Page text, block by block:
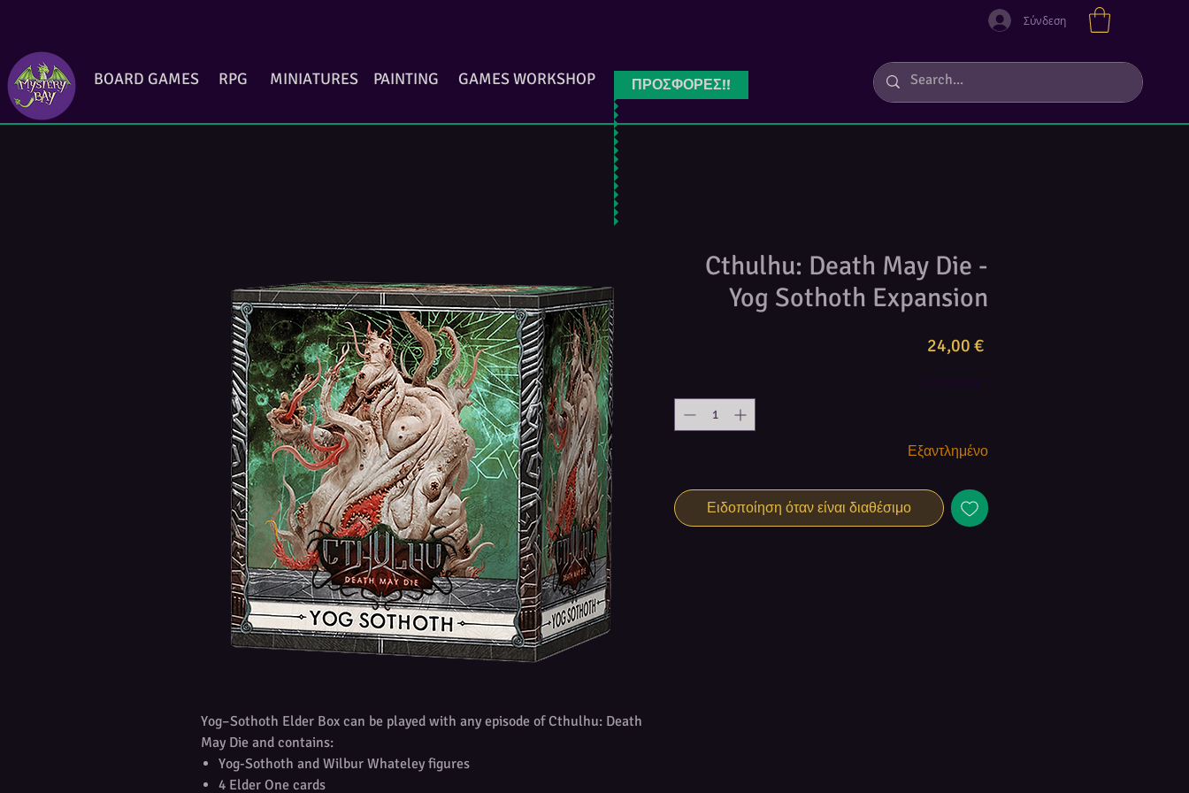
Σύνδεση
BOARD GAMES RPG MINIATURES PAINTING GAMES WORKSHOP ΠΡΟΣΦΟΡΕΣ!!
Yog–Sothoth Elder Box can be played with any episode of Cthulhu: Death
May Die and contains:
Yog-Sothoth and Wilbur Whateley figures
4 Elder One cards
Cthulhu: Death May Die -
Yog Sothoth Expansion
24,00 €Τιμή
Εξαντλημένο
Ειδοποίηση όταν είναι διαθέσιμο